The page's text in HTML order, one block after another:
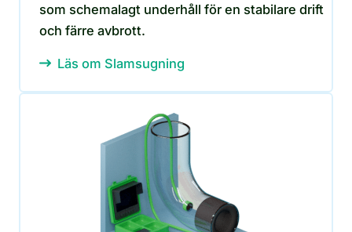
som schemalagt underhåll för en stabilare drift
och färre avbrott.
Läs om Slamsugning